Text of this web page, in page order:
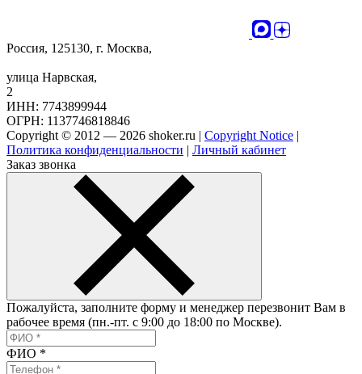
Россия, 125130, г. Москва,
улица Нарвская,
2
ИНН: 7743899944
ОГРН: 1137746818846
Copyright © 2012 — 2026 shoker.ru | Copyright Notice |
Политика конфиденциальности | Личный кабинет
Заказ звонка
Пожалуйста, заполните форму и менеджер перезвонит Вам в
рабочее время (пн.-пт. с 9:00 до 18:00 по Москве).
ФИО *